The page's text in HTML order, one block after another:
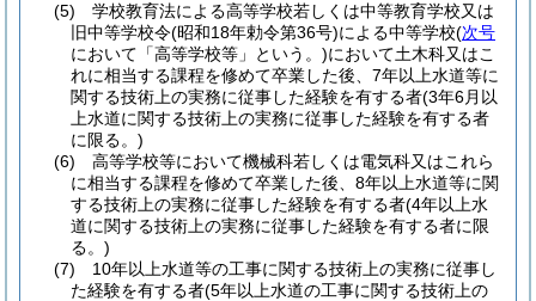
(5)
学校教育法による高等学校若しくは中等教育学校又は
旧中等学校令(昭和18年勅令第36号)による中等学校(次号
において「高等学校等」という。)において土木科又はこ
れに相当する課程を修めて卒業した後、7年以上水道等に
関する技術上の実務に従事した経験を有する者(3年6月以
上水道に関する技術上の実務に従事した経験を有する者
に限る。)
(6)
高等学校等において機械科若しくは電気科又はこれら
に相当する課程を修めて卒業した後、8年以上水道等に関
する技術上の実務に従事した経験を有する者(4年以上水
道に関する技術上の実務に従事した経験を有する者に限
る。)
(7)
10年以上水道等の工事に関する技術上の実務に従事し
た経験を有する者(5年以上水道の工事に関する技術上の